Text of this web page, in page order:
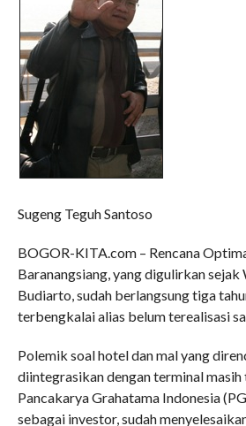
Sugeng Teguh Santoso
BOGOR-KITA.com – Rencana
Baranangsiang, yang digulirkan
Budiarto, sudah berlangsung tiga
terbengkalai alias belum terealisasi
Polemik soal hotel dan mal yang
diintegrasikan dengan terminal masih
Pancakarya Grahatama Indonesia
sebagai investor, sudah